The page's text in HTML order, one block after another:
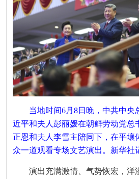
当地时间6月8日晚，中共中央
近平和夫人彭丽媛在朝鲜劳动党总
正恩和夫人李雪主陪同下，在平壤
众一道观看专场文艺演出。新华社
演出充满激情、气势恢宏，洋